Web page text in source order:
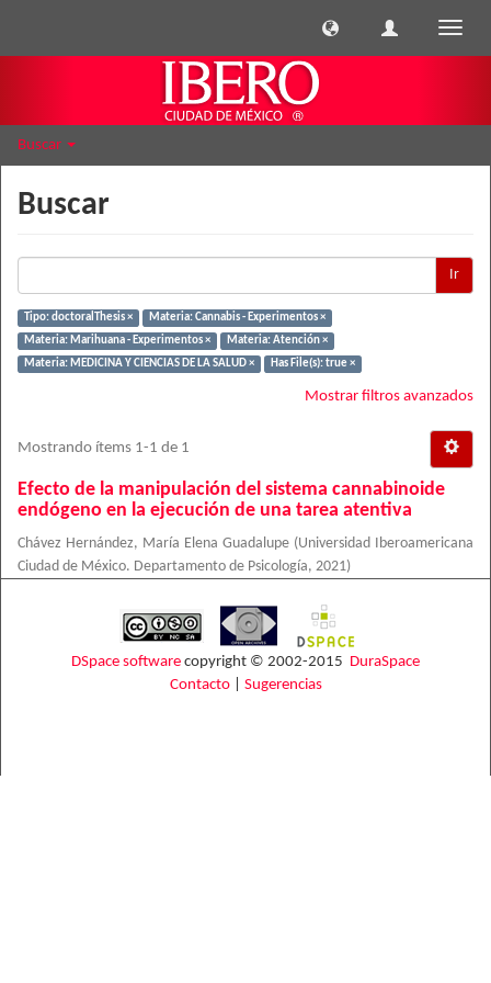
Buscar
Buscar
Ir
Tipo: doctoralThesis ×
Materia: Cannabis - Experimentos ×
Materia: Marihuana - Experimentos ×
Materia: Atención ×
Materia: MEDICINA Y CIENCIAS DE LA SALUD ×
Has File(s): true ×
Mostrar filtros avanzados
Mostrando ítems 1-1 de 1
Efecto de la manipulación del sistema cannabinoide
endógeno en la ejecución de una tarea atentiva
Chávez Hernández, María Elena Guadalupe (Universidad Iberoamericana
Ciudad de México. Departamento de Psicología, 2021)
DSpace software copyright © 2002-2015 DuraSpace
Contacto| Sugerencias